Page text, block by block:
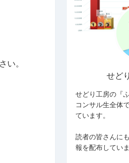
い。
せど
せどり工房の『
コンサル生全体
ています。
読者の皆さんに
報を配布していま